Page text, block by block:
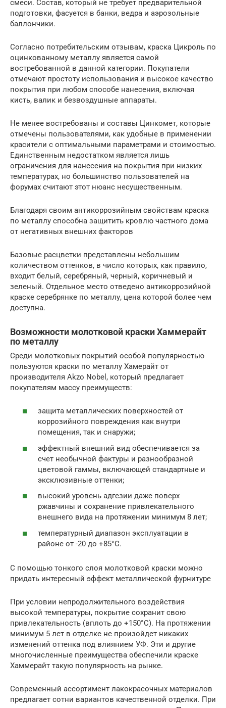
смеси. Состав, который не требует предварительной
подготовки, фасуется в банки, ведра и аэрозольные
баллончики.
Согласно потребительским отзывам, краска Цикроль по
оцинкованному металлу является самой
востребованной в данной категории. Покупатели
отмечают простоту использования и высокое качество
покрытия при любом способе нанесения, включая
кисть, валик и безвоздушные аппараты.
Не менее востребованы и составы Цинкомет, которые
отмечены пользователями, как удобные в применении
красители с оптимальными параметрами и стоимостью.
Единственным недостатком является лишь
ограничения для нанесения на покрытия при низких
температурах, но большинство пользователей на
форумах считают этот нюанс несущественным.
Благодаря своим антикоррозийным свойствам краска
по металлу способна защитить кровлю частного дома
от негативных внешних факторов
Базовые расцветки представлены небольшим
количеством оттенков, в число которых, как правило,
входит белый, серебряный, черный, коричневый и
зеленый. Отдельное место отведено антикоррозийной
краске серебрянке по металлу, цена которой более чем
доступна.
Возможности молотковой краски Хаммерайт
по металлу
Среди молотковых покрытий особой популярностью
пользуются краски по металлу Хамерайт от
производителя Akzo Nobel, который предлагает
покупателям массу преимуществ:
защита металлических поверхностей от
коррозийного повреждения как внутри
помещения, так и снаружи;
эффектный внешний вид обеспечивается за
счет необычной фактуры и разнообразной
цветовой гаммы, включающей стандартные и
эксклюзивные оттенки;
высокий уровень адгезии даже поверх
ржавчины и сохранение привлекательного
внешнего вида на протяжении минимум 8 лет;
температурный диапазон эксплуатации в
районе от -20 до +85°С.
С помощью тонкого слоя молотковой краски можно
придать интересный эффект металлической фурнитуре
При условии непродолжительного воздействия
высокой температуры, покрытие сохранит свою
привлекательность (вплоть до +150°С). На протяжении
минимум 5 лет в отделке не произойдет никаких
изменений оттенка под влиянием УФ. Эти и другие
многочисленные преимущества обеспечили краске
Хаммерайт такую популярность на рынке.
Современный ассортимент лакокрасочных материалов
предлагает сотни вариантов качественной отделки. При